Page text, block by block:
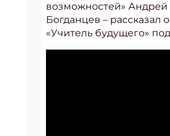
возможностей» Андрей
Богданцев – рассказал
«Учитель будущего»